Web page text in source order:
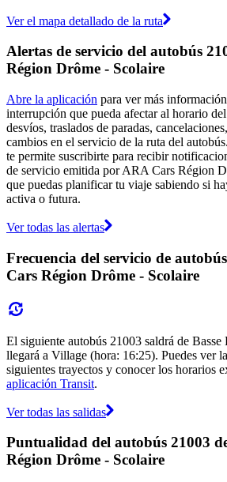
Ver el mapa detallado de la ruta
Alertas de servicio del autobús
Région Drôme - Scolaire
Abre la aplicación para ver más
interrupción que pueda afectar al horario
desvíos, traslados de paradas,
cambios en el servicio de la ruta del autobús.
te permite suscribirte para recibir
de servicio emitida por ARA Cars Région
que puedas planificar tu viaje sabiendo si
activa o futura.
Ver todas las alertas
Frecuencia del servicio de
Cars Région Drôme - Scolaire
El siguiente autobús 21003 saldrá de
llegará a Village (hora: 16:25). Puedes ver
siguientes trayectos y conocer los horarios
aplicación Transit.
Ver todas las salidas
Puntualidad del autobús 21003
Région Drôme - Scolaire